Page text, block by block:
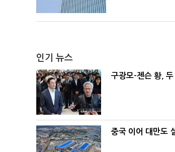
인기 뉴스
구광모-젠슨 황,
중국 이어 대만도